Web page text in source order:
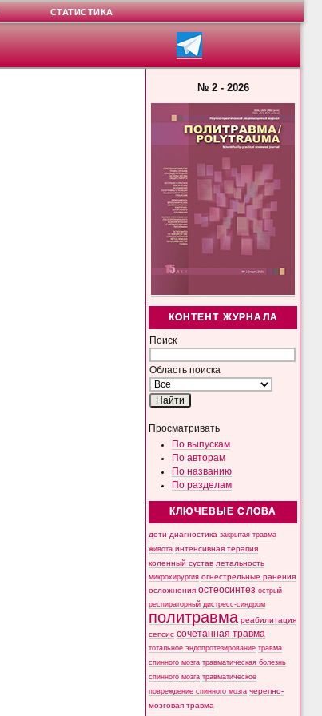
№ 2 - 2026
КОНТЕНТ ЖУРНАЛА
Поиск
Область поиска
Просматривать
По выпускам
По авторам
По названию
По разделам
КЛЮЧЕВЫЕ СЛОВА
дети диагностика закрытая травма
живота интенсивная терапия
коленный сустав летальность
микрохирургия огнестрельные ранения
осложнения остеосинтез острый
респираторный дистресс-синдром
политравма реабилитация
сепсис сочетанная травма
тотальное эндопротезирование травма
спинного мозга травматическая болезнь
спинного мозга травматическое
повреждение спинного мозга черепно-
мозговая травма
СТАТИСТИКА